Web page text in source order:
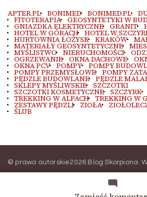
APTER.PL BONIMED BONIMED.PL
FITOTERAPIA GEOSYNTETYKI W
GNIAZDKA ELEKTRYCZNE GRANIT
HOTEL W GÓRACH HOTEL W
HURTOWNIA ŁOŻYSK KRAKÓW
MATERIAŁY GEOSYNTETYCZNE
MYŚLISTWO NIERUCHOMOŚCI
OGRZEWANIE OKNA DACHOWE
OKNA PCV POMPY POMPY
POMPY PRZEMYSŁOWE POMPY
PĘDZLE BUDOWLANE PĘDZLE
SKLEPY MYŚLIWSKIE SZCZOTKI
SZCZOTKI KOSMETYCZNE SZCZYRK
TREKKING W ALPACH TREKKING W
ZESTAWY PĘDZLI ZIOŁA
ŚLUB
© prawa autorskie2026 Blog Skorpiona.
WordPress